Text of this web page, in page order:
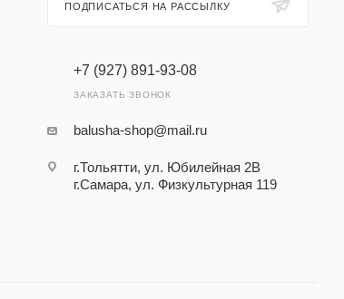
ПОДПИСАТЬСЯ НА РАССЫЛКУ
+7 (927) 891-93-08
ЗАКАЗАТЬ ЗВОНОК
balusha-shop@mail.ru
г.Тольятти, ул. Юбилейная 2В
г.Самара, ул. Физкультурная 119